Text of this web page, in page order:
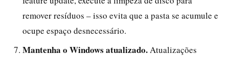
remover resíduos – isso evita que a pasta se acumule e
ocupe espaço desnecessário.
Mantenha o Windows atualizado. Atualizações